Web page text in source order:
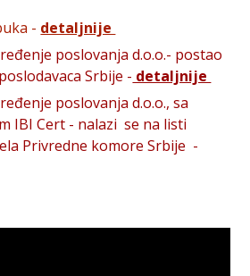
- detaljnije
poslovanja d.o.o.- postao
Srbije - detaljnije
poslovanja d.o.o., sa
IBI Cert - nalazi se na listi
Privredne komore Srbije -